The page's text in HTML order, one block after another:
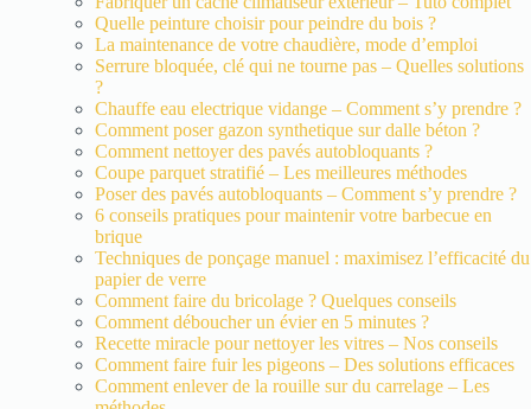
Quelle peinture choisir pour peindre du bois ?
La maintenance de votre chaudière, mode d’emploi
Serrure bloquée, clé qui ne tourne pas – Quelles solutions
?
Chauffe eau electrique vidange – Comment s’y prendre ?
Comment poser gazon synthetique sur dalle béton ?
Comment nettoyer des pavés autobloquants ?
Coupe parquet stratifié – Les meilleures méthodes
Poser des pavés autobloquants – Comment s’y prendre ?
6 conseils pratiques pour maintenir votre barbecue en
brique
Techniques de ponçage manuel : maximisez l’efficacité du
papier de verre
Comment faire du bricolage ? Quelques conseils
Comment déboucher un évier en 5 minutes ?
Recette miracle pour nettoyer les vitres – Nos conseils
Comment faire fuir les pigeons – Des solutions efficaces
Comment enlever de la rouille sur du carrelage – Les